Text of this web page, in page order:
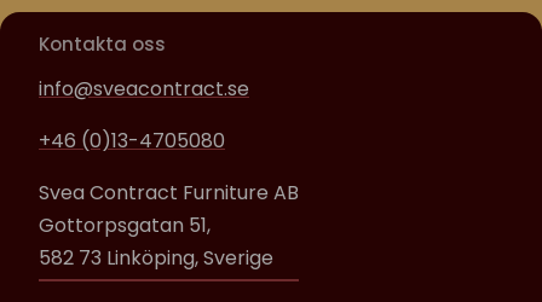
Kontakta oss
info@sveacontract.se
+46 (0)13-4705080
Svea Contract Furniture AB
Gottorpsgatan 51,
582 73 Linköping, Sverige